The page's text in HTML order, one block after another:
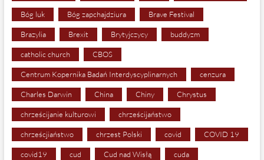
Bóg luk Bóg zapchajdziura Brave Festival
Brazylia Brexit Brytyjczycy buddyzm
catholic church CBOS
Centrum Kopernika Badań Interdyscyplinarnych cenzura
Charles Darwin China Chiny Chrystus
chrześcijanie kulturowi chrześcijaństwo
chrześcjiaństwo chrzest Polski covid COVID 19
covid19 cud Cud nad Wisłą cuda